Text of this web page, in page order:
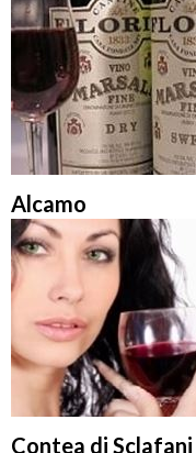
Alcamo
Contea di Sclafani